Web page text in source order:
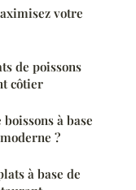
votre
de poissons
côtier
à base
?
à base de